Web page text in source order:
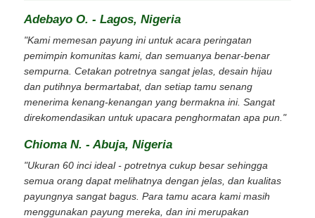
Adebayo O. - Lagos, Nigeria
"Kami memesan payung ini untuk acara peringatan
pemimpin komunitas kami, dan semuanya benar-benar
sempurna. Cetakan potretnya sangat jelas, desain hijau
dan putihnya bermartabat, dan setiap tamu senang
menerima kenang-kenangan yang bermakna ini. Sangat
direkomendasikan untuk upacara penghormatan apa pun."
Chioma N. - Abuja, Nigeria
"Ukuran 60 inci ideal - potretnya cukup besar sehingga
semua orang dapat melihatnya dengan jelas, dan kualitas
payungnya sangat bagus. Para tamu acara kami masih
menggunakan payung mereka, dan ini merupakan